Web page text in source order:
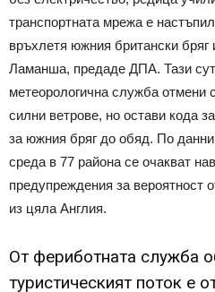
транспортната мрежа е
връхлетя южния британски
Ламанша, предаде ДПА. Тази
метеорологична служба отмени
силни ветрове, но остави кода
за южния бряг до обяд. По
среда в 77 района се очакват
предупреждения за вероятност
из цяла Англия.
От фериботната служба
туристическият поток е